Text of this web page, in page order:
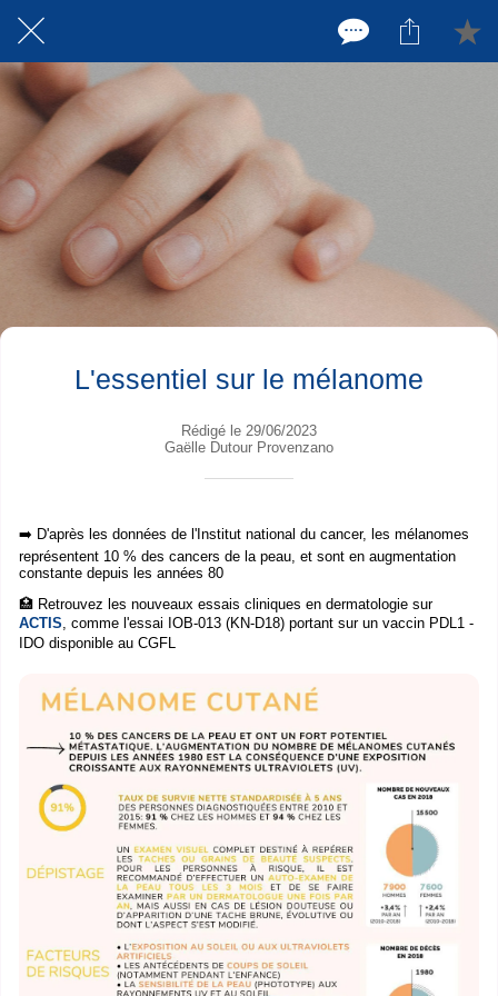
L'essentiel sur le mélanome
Rédigé le 29/06/2023
Gaëlle Dutour Provenzano
➡️ D'après les données de l'Institut national du cancer, les mélanomes
représentent 10 % des cancers de la peau, et sont en augmentation
constante depuis les années 80
🏥 Retrouvez les nouveaux essais cliniques en dermatologie sur
ACTIS , comme l'essai IOB-013 (KN-D18) portant sur un vaccin PDL1 -
IDO disponible au CGFL